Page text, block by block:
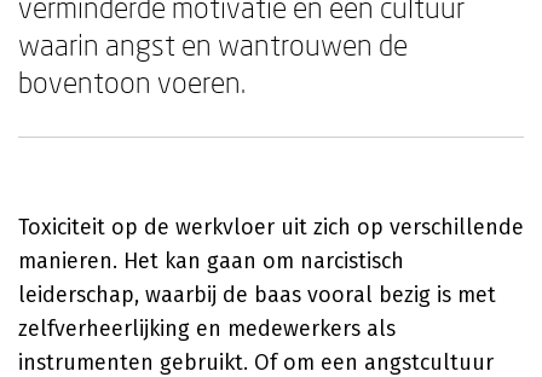
waarin angst en wantrouwen de
boventoon voeren.
Toxiciteit op de werkvloer uit zich op verschillende
manieren. Het kan gaan om narcistisch
leiderschap, waarbij de baas vooral bezig is met
zelfverheerlijking en medewerkers als
instrumenten gebruikt. Of om een angstcultuur